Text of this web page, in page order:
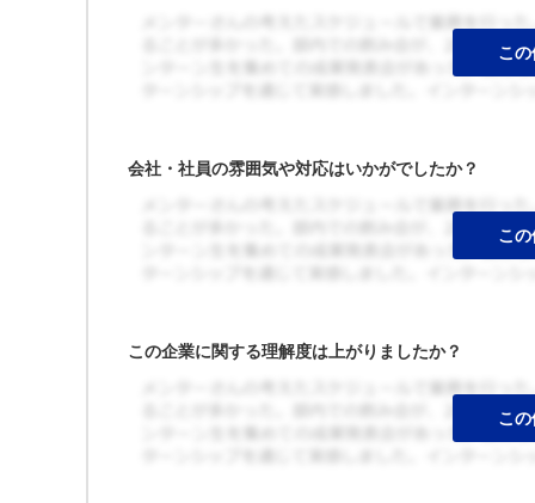
会社・社員の雰囲気や対応はいかがでしたか？
この企業に関する理解度は上がりましたか？